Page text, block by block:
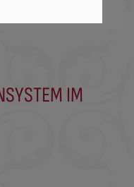
IM